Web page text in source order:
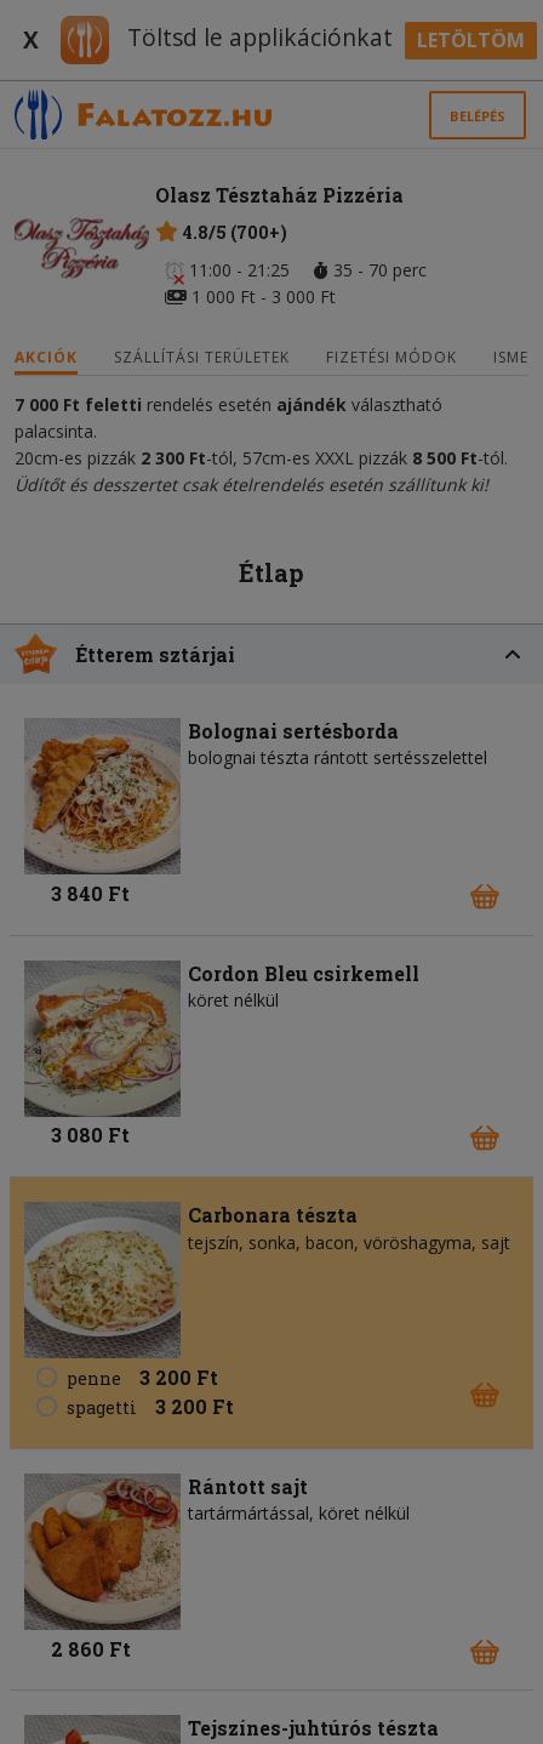
X Töltsd le applikációnkat LETÖLTÖM
BELÉPÉS
Olasz Tésztaház Pizzéria
4.8/5 (700+)
11:00 - 21:25
35 - 70 perc
1 000 Ft - 3 000 Ft
AKCIÓK SZÁLLÍTÁSI TERÜLETEK FIZETÉSI MÓDOK
7 000 Ft feletti rendelés esetén ajándék választható
palacsinta.
20cm-es pizzák 2 300 Ft-tól, 57cm-es XXXL pizzák 8 500 Ft-tól.
Üdítőt és desszertet csak ételrendelés esetén szállítunk ki!
Étlap
Étterem sztárjai
Bolognai sertésborda
bolognai tészta rántott sertésszelettel
3 840 Ft
Cordon Bleu csirkemell
köret nélkül
3 080 Ft
Carbonara tészta
tejszín sonka bacon vöröshagyma sajt
penne 3 200 Ft
spagetti 3 200 Ft
Rántott sajt
tartármártással, köret nélkül
2 860 Ft
Tejszínes-juhtúrós tészta